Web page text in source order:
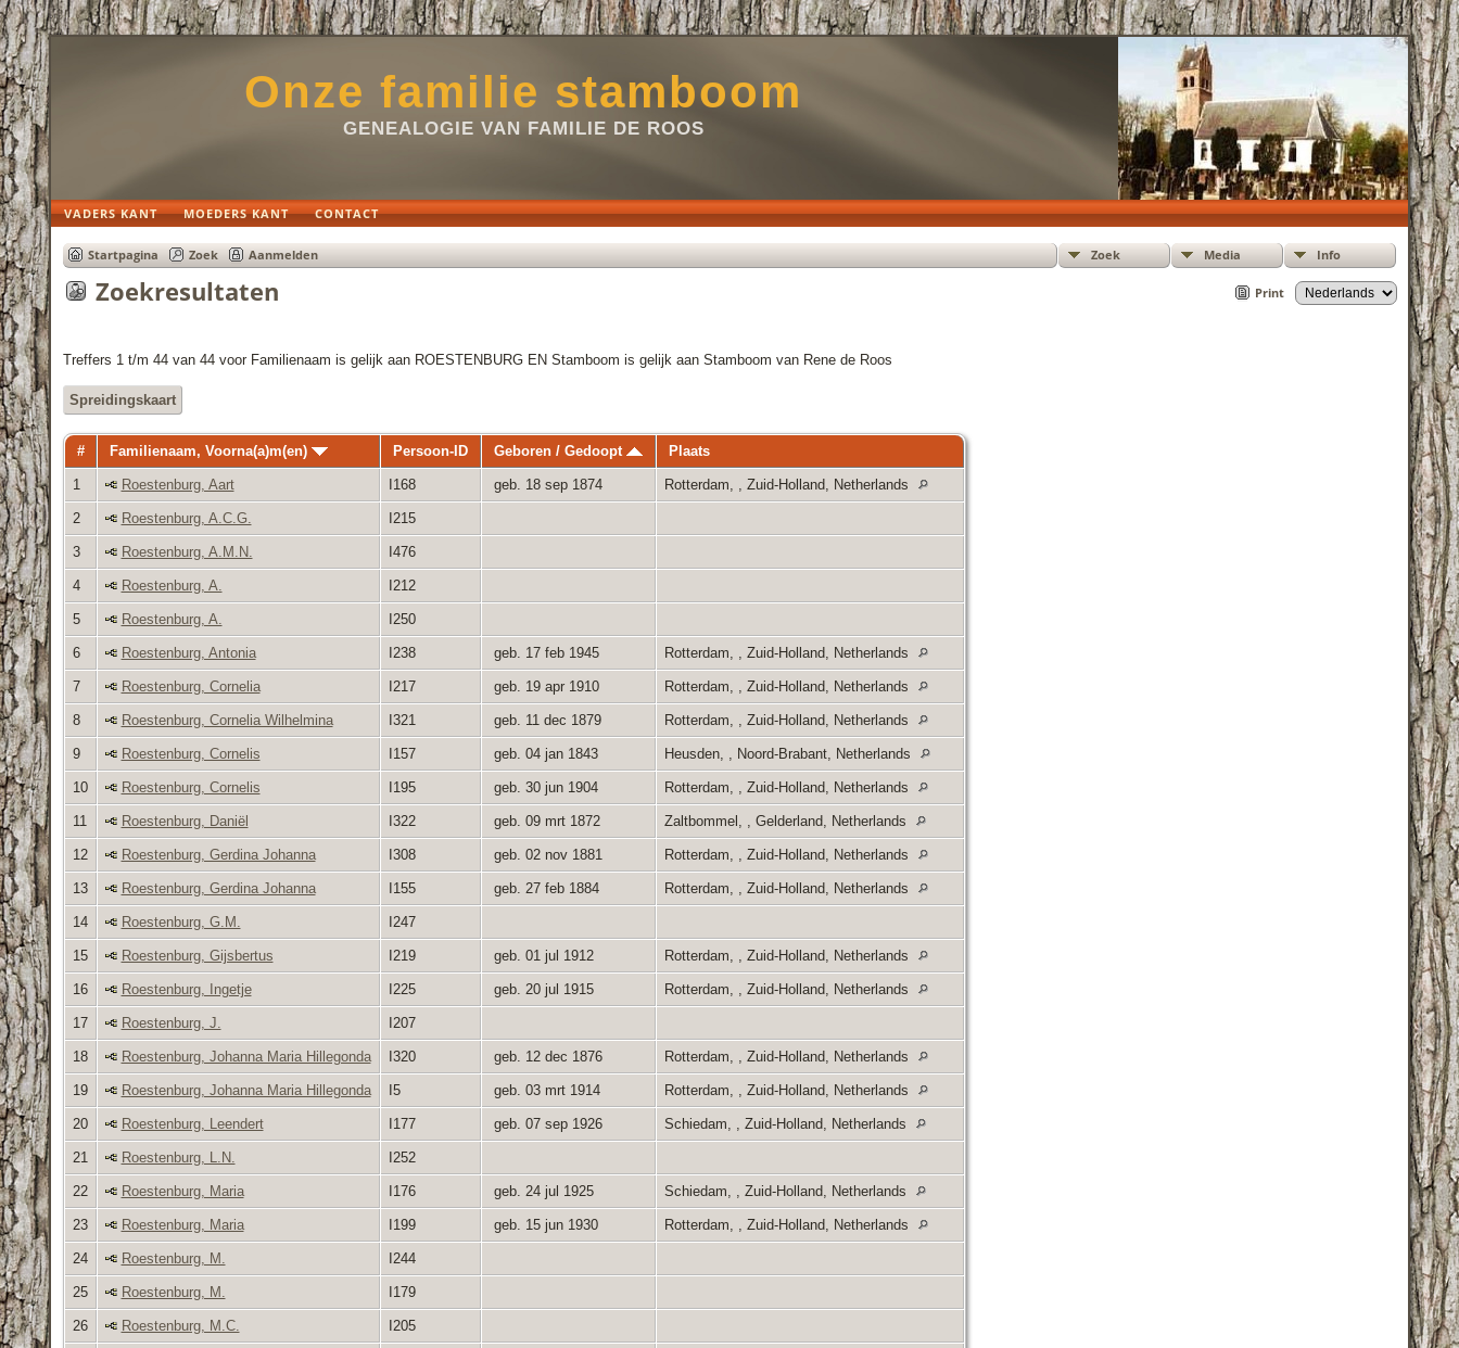
Onze familie stamboom
GENEALOGIE VAN FAMILIE DE ROOS
VADERS KANT MOEDERS KANT CONTACT
Zoek Media Info
Startpagina Zoek Aanmelden
Print
Zoekresultaten
Treffers 1 t/m 44 van 44 voor Familienaam is gelijk aan ROESTENBURG EN Stamboom is gelijk aan Stamboom van Rene de Roos
Spreidingskaart
# Familienaam, Voorna(a)m(en) Persoon-ID Geboren / Gedoopt Plaats
1 Roestenburg, Aart I168 geb. 18 sep 1874 Rotterdam, , Zuid-Holland, Netherlands
2 Roestenburg, A.C.G. I215
3 Roestenburg, A.M.N. I476
4 Roestenburg, A. I212
5 Roestenburg, A. I250
6 Roestenburg, Antonia I238 geb. 17 feb 1945 Rotterdam, , Zuid-Holland, Netherlands
7 Roestenburg, Cornelia I217 geb. 19 apr 1910 Rotterdam, , Zuid-Holland, Netherlands
8 Roestenburg, Cornelia Wilhelmina I321 geb. 11 dec 1879 Rotterdam, , Zuid-Holland, Netherlands
9 Roestenburg, Cornelis I157 geb. 04 jan 1843 Heusden, , Noord-Brabant, Netherlands
10 Roestenburg, Cornelis I195 geb. 30 jun 1904 Rotterdam, , Zuid-Holland, Netherlands
11 Roestenburg, Daniël I322 geb. 09 mrt 1872 Zaltbommel, , Gelderland, Netherlands
12 Roestenburg, Gerdina Johanna I308 geb. 02 nov 1881 Rotterdam, , Zuid-Holland, Netherlands
13 Roestenburg, Gerdina Johanna I155 geb. 27 feb 1884 Rotterdam, , Zuid-Holland, Netherlands
14 Roestenburg, G.M. I247
15 Roestenburg, Gijsbertus I219 geb. 01 jul 1912 Rotterdam, , Zuid-Holland, Netherlands
16 Roestenburg, Ingetje I225 geb. 20 jul 1915 Rotterdam, , Zuid-Holland, Netherlands
17 Roestenburg, J. I207
18 Roestenburg, Johanna Maria Hillegonda I320 geb. 12 dec 1876 Rotterdam, , Zuid-Holland, Netherlands
19 Roestenburg, Johanna Maria Hillegonda I5 geb. 03 mrt 1914 Rotterdam, , Zuid-Holland, Netherlands
20 Roestenburg, Leendert I177 geb. 07 sep 1926 Schiedam, , Zuid-Holland, Netherlands
21 Roestenburg, L.N. I252
22 Roestenburg, Maria I176 geb. 24 jul 1925 Schiedam, , Zuid-Holland, Netherlands
23 Roestenburg, Maria I199 geb. 15 jun 1930 Rotterdam, , Zuid-Holland, Netherlands
24 Roestenburg, M. I244
25 Roestenburg, M. I179
26 Roestenburg, M.C. I205